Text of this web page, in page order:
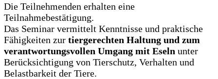
Die Teilnehmenden erhalten eine
Teilnahmebestätigung.
Das Seminar vermittelt Kenntnisse und praktische
Fähigkeiten zur tiergerechten Haltung und zum
verantwortungsvollen Umgang mit Eseln unter
Berücksichtigung von Tierschutz, Verhalten und
Belastbarkeit der Tiere.